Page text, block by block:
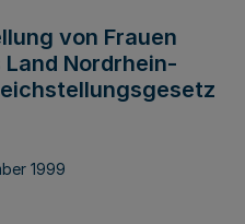
von Frauen
Nordrhein-
1999